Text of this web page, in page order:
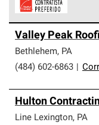
parte de una red
que cumplen con
de
Valley Peak
Bethlehem, PA
(484) 602-6863
Hulton
Line Lexington, PA